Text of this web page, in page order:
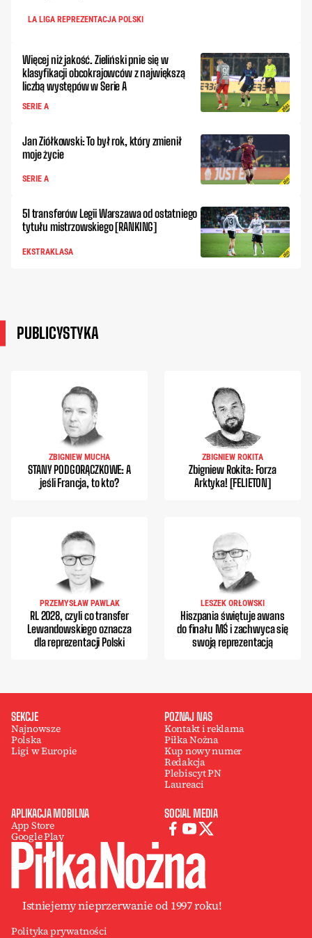
LA LIGA REPREZENTACJA POLSKI
Więcej niż jakość. Zieliński pnie się w
klasyfikacji obcokrajowców z największą
liczbą występów w Serie A
SERIE A
Jan Ziółkowski: To był rok, który zmienił
moje życie
SERIE A
51 transferów Legii Warszawa od ostatniego
tytułu mistrzowskiego [RANKING]
EKSTRAKLASA
PUBLICYSTYKA
ZBIGNIEW MUCHA
STANY PODGORĄCZKOWE: A
jeśli Francja, to kto?
ZBIGNIEW ROKITA
Zbigniew Rokita: Forza
Arktyka! [FELIETON]
PRZEMYSŁAW PAWLAK
RL 2028, czyli co transfer
Lewandowskiego oznacza
dla reprezentacji Polski
LESZEK ORŁOWSKI
Hiszpania świętuje awans
do finału MŚ i zachwyca się
swoją reprezentacją
SEKCJE
Najnowsze
Polska
Ligi w Europie
POZNAJ NAS
Kontakt i reklama
Piłka Nożna
Kup nowy numer
Redakcja
Plebiscyt PN
Laureaci
APLIKACJA MOBILNA
App Store
Google Play
SOCIAL MEDIA
Istniejemy nieprzerwanie od 1997 roku!
Polityka prywatności